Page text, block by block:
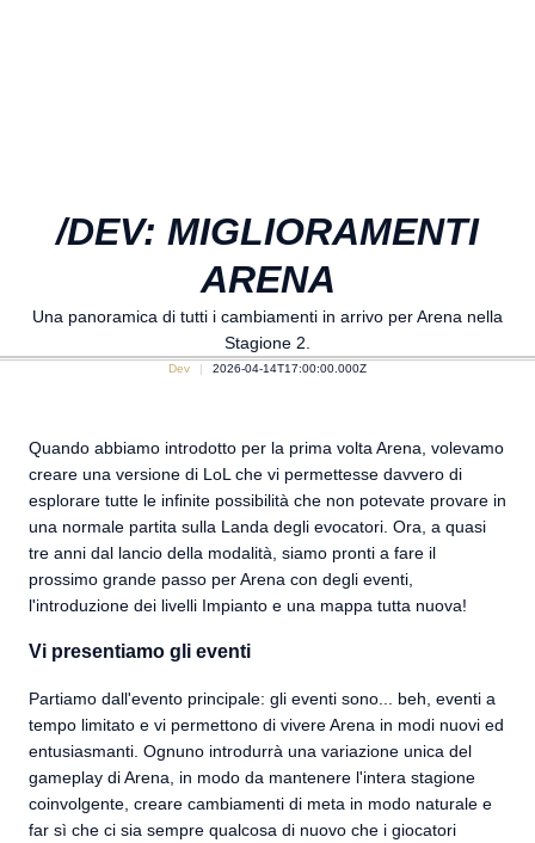
/DEV: MIGLIORAMENTI
ARENA
Una panoramica di tutti i cambiamenti in arrivo per Arena nella
Stagione 2.
Dev 2026-04-14T17:00:00.000Z
Quando abbiamo introdotto per la prima volta Arena, volevamo
creare una versione di LoL che vi permettesse davvero di
esplorare tutte le infinite possibilità che non potevate provare in
una normale partita sulla Landa degli evocatori. Ora, a quasi
tre anni dal lancio della modalità, siamo pronti a fare il
prossimo grande passo per Arena con degli eventi,
l'introduzione dei livelli Impianto e una mappa tutta nuova!
Vi presentiamo gli eventi
Partiamo dall'evento principale: gli eventi sono... beh, eventi a
tempo limitato e vi permettono di vivere Arena in modi nuovi ed
entusiasmanti. Ognuno introdurrà una variazione unica del
gameplay di Arena, in modo da mantenere l'intera stagione
coinvolgente, creare cambiamenti di meta in modo naturale e
far sì che ci sia sempre qualcosa di nuovo che i giocatori